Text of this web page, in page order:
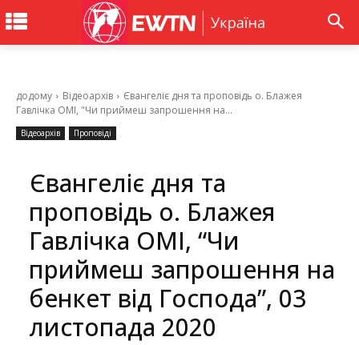
додому Відеоархів
Євангеліє дня та проповідь о. Блажея
Гавлічка ОМІ, "Чи приймеш запрошення на...
Відеоархів Проповіді
Євангеліє дня та
проповідь о. Блажея
Гавлічка ОМІ, “Чи
приймеш запрошення на
бенкет від Господа”, 03
листопада 2020